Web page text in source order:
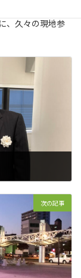
、久々の現地参
次の記事